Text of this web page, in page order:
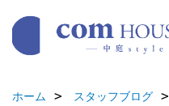
ホーム スタッフブログ